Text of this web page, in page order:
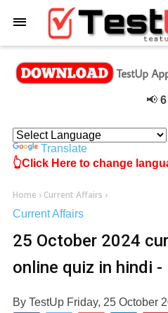
6
Translate
👆Click Here to change
Home › Current Affairs ›
Current Affairs
25 October 2024
online quiz in hindi -
By TestUp Friday, 25 October